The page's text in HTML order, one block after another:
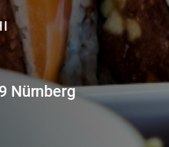
Nürnberg